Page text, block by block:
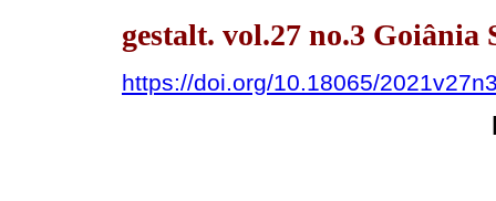
gestalt. vol.27 no.3 Goiânia
https://doi.org/10.18065/